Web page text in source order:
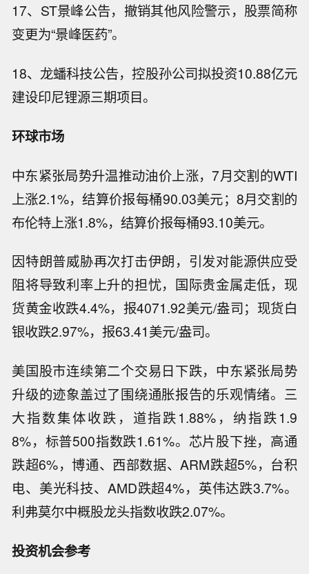
17、ST景峰公告，撤销其他风险警示，股票简称
变更为“景峰医药”。
18、龙蟠科技公告，控股孙公司拟投资10.88亿元
建设印尼锂源三期项目。
环球市场
中东紧张局势升温推动油价上涨，7月交割的WTI
上涨2.1%，结算价报每桶90.03美元；8月交割的
布伦特上涨1.8%，结算价报每桶93.10美元。
因特朗普威胁再次打击伊朗，引发对能源供应受
阻将导致利率上升的担忧，国际贵金属走低，现
货黄金收跌4.4%，报4071.92美元/盎司；现货白
银收跌2.97%，报63.41美元/盎司。
美国股市连续第二个交易日下跌，中东紧张局势
升级的迹象盖过了围绕通胀报告的乐观情绪。三
大指数集体收跌，道指跌1.88%，纳指跌1.9
8%，标普500指数跌1.61%。芯片股下挫，高通
跌超6%，博通、西部数据、ARM跌超5%，台积
电、美光科技、AMD跌超4%，英伟达跌3.7%。
利弗莫尔中概股龙头指数收跌2.07%。
投资机会参考